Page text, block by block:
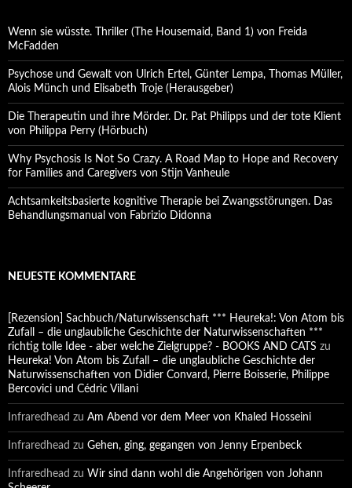
Wenn sie wüsste. Thriller (The Housemaid, Band 1) von Freida
McFadden
Psychose und Gewalt von Ulrich Ertel, Günter Lempa, Thomas Müller,
Alois Münch und Elisabeth Troje (Herausgeber)
Die Therapeutin und ihre Mörder. Dr. Pat Philipps und der tote Klient
von Philippa Perry (Hörbuch)
Why Psychosis Is Not So Crazy. A Road Map to Hope and Recovery
for Families and Caregivers von Stijn Vanheule
Achtsamkeitsbasierte kognitive Therapie bei Zwangsstörungen. Das
Behandlungsmanual von Fabrizio Didonna
NEUESTE KOMMENTARE
[Rezension] Sachbuch/Naturwissenschaft *** Heureka!: Von Atom bis
Zufall – die unglaubliche Geschichte der Naturwissenschaften ***
richtig tolle Idee - aber welche Zielgruppe? - BOOKS AND CATS zu
Heureka! Von Atom bis Zufall – die unglaubliche Geschichte der
Naturwissenschaften von Didier Convard, Pierre Boisserie, Philippe
Bercovici und Cédric Villani
Infraredhead zu Am Abend vor dem Meer von Khaled Hosseini
Infraredhead zu Gehen, ging, gegangen von Jenny Erpenbeck
Infraredhead zu Wir sind dann wohl die Angehörigen von Johann